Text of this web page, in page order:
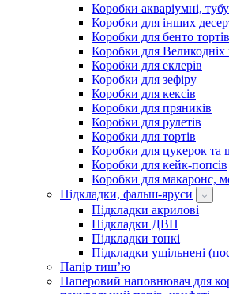
Коробки акваріумні,
Коробки для інших
Коробки для бенто тортів
Коробки для Великодніх
Коробки для еклерів
Коробки для зефіру
Коробки для кексів
Коробки для пряників
Коробки для рулетів
Коробки для тортів
Коробки для цукерок та
Коробки для кейк-попсів
Коробки для макаронс,
Підкладки, фальш-яруси
Підкладки акрилові
Підкладки ДВП
Підкладки тонкі
Підкладки ущільнені
Папір тиш’ю
Паперовий наповнювач для